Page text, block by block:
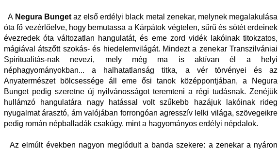
A Negura Bungetaz első erdélyi black metal zenekar, melynek megalakulása
óta fő vezérlőelve, hogy bemutassa a Kárpátok végtelen, sűrű és sötét erdeinek
évezredek óta változatlan hangulatát, és eme zord vidék lakóinak titokzatos,
mágiával átszőtt szokás- és hiedelemvilágát. Mindezt a zenekar Transzilvániai
Spiritualitás-nak nevezi, mely még ma is aktívan él a helyi
néphagyományokban... a halhatatlanság titka, a vér törvényei és az
Anyatermészet bölcsessége áll eme ősi tanok középpontjában, a Negura
Bunget pedig szeretne új nyilvánosságot teremteni a régi tudásnak. Zenéjük
hullámzó hangulatára nagy hatással volt szűkebb hazájuk lakóinak rideg
nyugalmat árasztó, ám valójában forrongóan agresszív lelki világa, szövegeikre
pedig román népballadák csakúgy, mint a hagyományos erdélyi népdalok.
Az elmúlt években nagyon meglódult a banda szekere: a zenekar a nyáron